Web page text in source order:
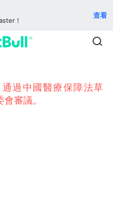
！
查看
過中國醫療保障法草
審議。